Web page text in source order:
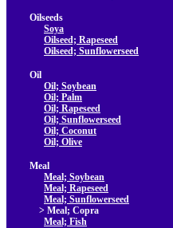
Oilseeds
Soya
Oilseed; Rapeseed
Oilseed; Sunflowerseed
Oil
Oil; Soybean
Oil; Palm
Oil; Rapeseed
Oil; Sunflowerseed
Oil; Coconut
Oil; Olive
Meal
Meal; Soybean
Meal; Rapeseed
Meal; Sunflowerseed
> Meal; Copra
Meal; Fish